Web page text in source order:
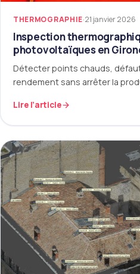
THERMOGRAPHIE·21 janvier 2026
Inspection
photovoltaïques en
Détecter points chauds,
rendement sans arrêter la
Lire l’article